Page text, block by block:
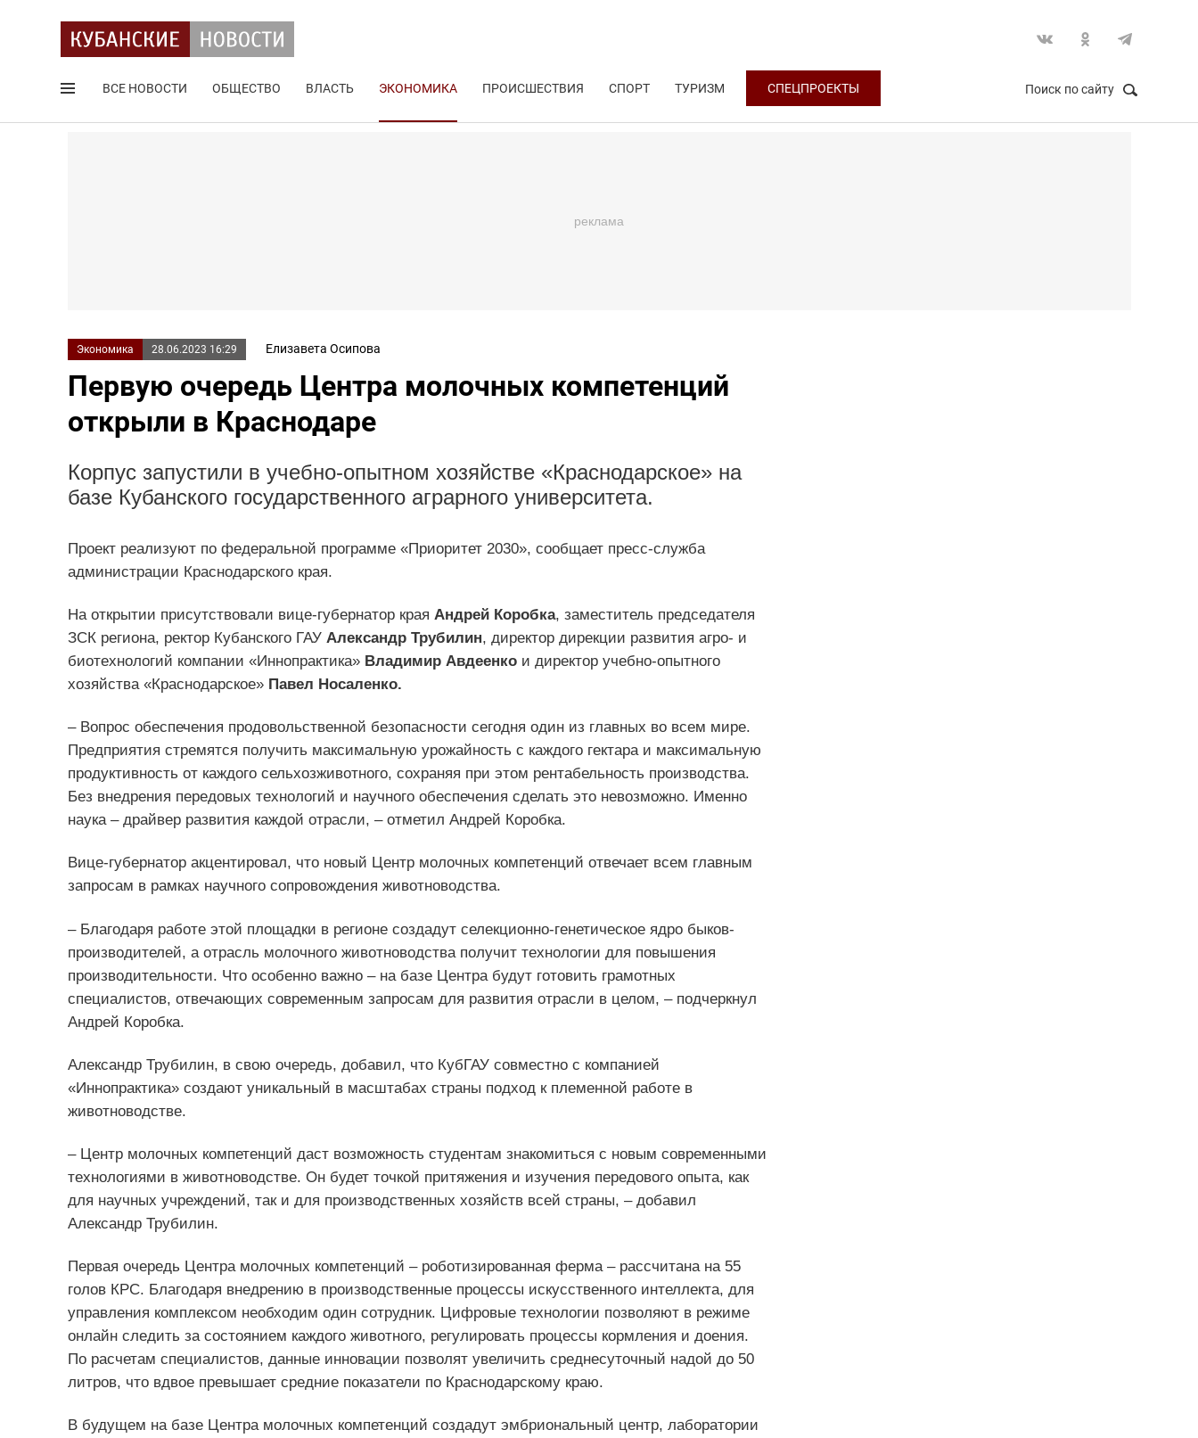
ВСЕ НОВОСТИ ОБЩЕСТВО ВЛАСТЬ ЭКОНОМИКА ПРОИСШЕСТВИЯ СПОРТ ТУРИЗМ СПЕЦПРОЕКТЫ Поиск по сайту
Экономика 28.06.2023 16:29 Елизавета Осипова
Первую очередь Центра молочных компетенций
открыли в Краснодаре
Корпус запустили в учебно-опытном хозяйстве «Краснодарское» на
базе Кубанского государственного аграрного университета.
Проект реализуют по федеральной программе «Приоритет 2030», сообщает пресс-служба
администрации Краснодарского края.
На открытии присутствовали вице-губернатор края Андрей Коробка, заместитель председателя
ЗСК региона, ректор Кубанского ГАУ Александр Трубилин, директор дирекции развития агро- и
биотехнологий компании «Иннопрактика» Владимир Авдеенкои директор учебно-опытного
хозяйства «Краснодарское»Павел Носаленко.
– Вопрос обеспечения продовольственной безопасности сегодня один из главных во всем мире.
Предприятия стремятся получить максимальную урожайность с каждого гектара и максимальную
продуктивность от каждого сельхозживотного, сохраняя при этом рентабельность производства.
Без внедрения передовых технологий и научного обеспечения сделать это невозможно. Именно
наука – драйвер развития каждой отрасли, – отметил Андрей Коробка.
Вице-губернатор акцентировал, что новый Центр молочных компетенций отвечает всем главным
запросам в рамках научного сопровождения животноводства.
– Благодаря работе этой площадки в регионе создадут селекционно-генетическое ядро быков-
производителей, а отрасль молочного животноводства получит технологии для повышения
производительности. Что особенно важно – на базе Центра будут готовить грамотных
специалистов, отвечающих современным запросам для развития отрасли в целом, – подчеркнул
Андрей Коробка.
Александр Трубилин, в свою очередь, добавил, что КубГАУ совместно с компанией
«Иннопрактика» создают уникальный в масштабах страны подход к племенной работе в
животноводстве.
– Центр молочных компетенций даст возможность студентам знакомиться с новым современными
технологиями в животноводстве. Он будет точкой притяжения и изучения передового опыта, как
для научных учреждений, так и для производственных хозяйств всей страны, – добавил
Александр Трубилин.
Первая очередь Центра молочных компетенций – роботизированная ферма – рассчитана на 55
голов КРС. Благодаря внедрению в производственные процессы искусственного интеллекта, для
управления комплексом необходим один сотрудник. Цифровые технологии позволяют в режиме
онлайн следить за состоянием каждого животного, регулировать процессы кормления и доения.
По расчетам специалистов, данные инновации позволят увеличить среднесуточный надой до 50
литров, что вдвое превышает средние показатели по Краснодарскому краю.
В будущем на базе Центра молочных компетенций создадут эмбриональный центр, лаборатории